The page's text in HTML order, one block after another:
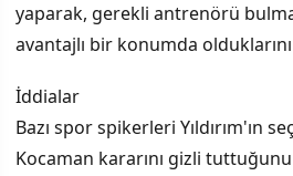
yaparak, gerekli antrenörü
avantajlı bir konumda
İddialar
Bazı spor spikerleri Yıldırım'ın
Kocaman kararını gizli